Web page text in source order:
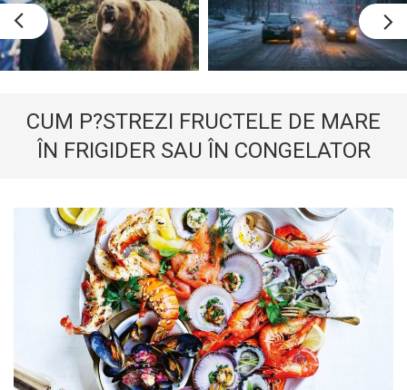
CUM P?STREZI FRUCTELE DE MARE
ÎN FRIGIDER SAU ÎN CONGELATOR